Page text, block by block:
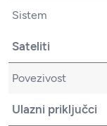
Sistem
Sateliti
Povezivost
Ulazni priključci